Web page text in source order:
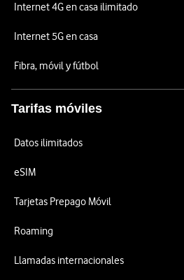
Internet 4G en casa ilimitado
Internet 5G en casa
Fibra, móvil y fútbol
Tarifas móviles
Datos ilimitados
eSIM
Tarjetas Prepago Móvil
Roaming
Llamadas internacionales